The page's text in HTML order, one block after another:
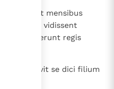
est mensibus
eo quod vidissent
non timuerunt regis
negavit se dici filium